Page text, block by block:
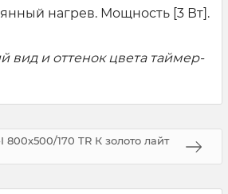
нагрев. Мощность [3 Вт].
вид и оттенок цвета таймер-
170 TR К золото лайт